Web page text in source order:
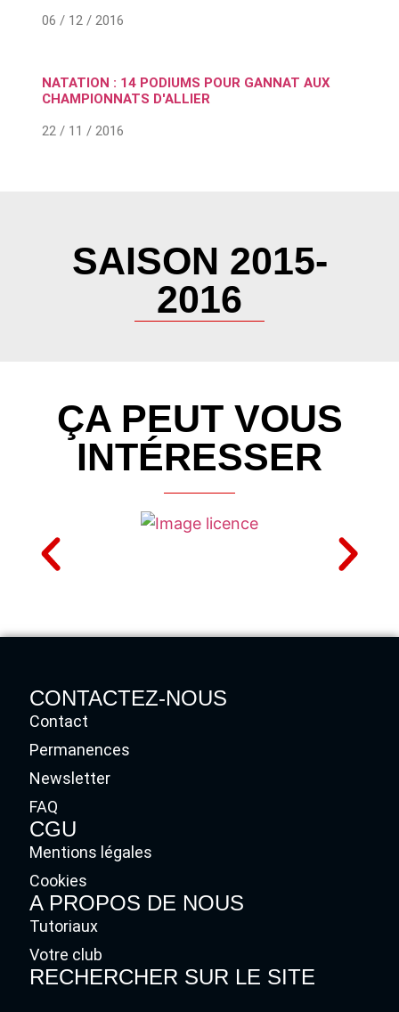
06 / 12 / 2016
NATATION : 14 PODIUMS POUR GANNAT AUX
CHAMPIONNATS D'ALLIER
22 / 11 / 2016
SAISON 2015-
2016
ÇA PEUT VOUS
INTÉRESSER
CONTACTEZ-NOUS
Contact
Permanences
Newsletter
FAQ
CGU
Mentions légales
Cookies
A PROPOS DE NOUS
Tutoriaux
Votre club
RECHERCHER SUR LE SITE